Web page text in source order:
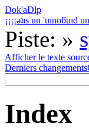
Dok'aDlp
¡¡¡¡ǝʇıs un 'uınoƃuıd
Piste: »
Afficher le texte
Derniers changements
Index